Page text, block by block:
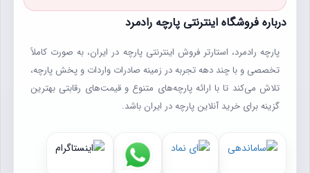
درباره فروشگاه اینترنتی پارچه رادمرد
پارچه رادمرد، استارتر فروش اینترنتی پارچه در ایران، به صورت کاملاً
تخصصی و با چند دهه تجربه در زمینه صادرات واردات و پخش پارچه،
تلاش می‌کند تا با ارائه پارچه‌های متنوع و قیمت‌های رقابتی بهترین
گزینه برای خرید آنلاین پارچه در ایران باشد.